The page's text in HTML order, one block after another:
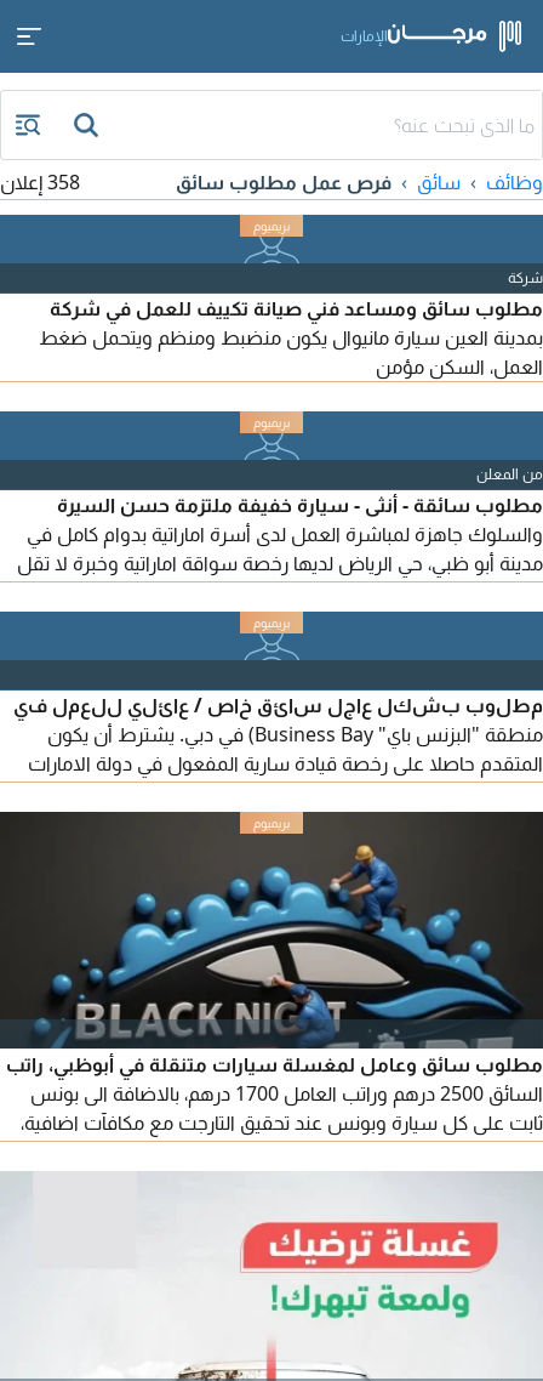
الإمارات
وظائف سائق فرص عمل مطلوب سائق 358 إعلان
شركة
مطلوب سائق ومساعد فني صيانة تكييف للعمل في شركة
بمدينة العين سيارة مانيوال يكون منضبط ومنظم ويتحمل ضغط
العمل، السكن مؤمن
من المعلن
مطلوب سائقة - أنثى - سيارة خفيفة ملتزمة حسن السيرة
والسلوك جاهزة لمباشرة العمل لدى أسرة اماراتية بدوام كامل في
مدينة أبو ظبي، حي الرياض لديها رخصة سواقة اماراتية وخبرة لا تقل
مطلوب بشكل عاجل سائق خاص / عائلي للعمل في
منطقة "البزنس باي" Business Bay) في دبي. يشترط أن يكون
المتقدم حاصلا على رخصة قيادة سارية المفعول في دولة الامارات
درهم اماراتي، ويشمل ذلك توفير التأشيرة والتأمين الطبي والإجازة
السنوية من قبل الشركة. الوظيفة متاحة لجميع الجنسيات يرجى
إرسال السيرة الذاتية وصورة عن رخصة القيادة للتقديم. يفضل من
مطلوب سائق وعامل لمغسلة سيارات متنقلة في أبوظبي، راتب
السائق 2500 درهم وراتب العامل 1700 درهم، بالاضافة الى بونس
ثابت على كل سيارة وبونس عند تحقيق التارجت مع مكافآت اضافية،